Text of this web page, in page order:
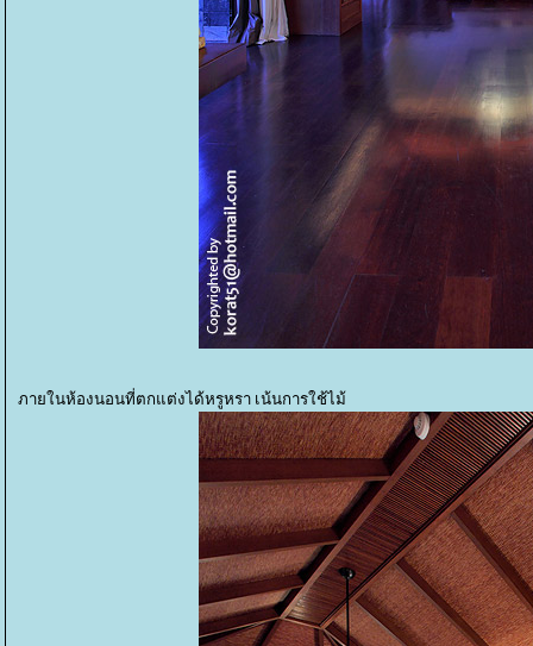
ภายในห้องนอนที่ตกแต่งได้หรูหรา เน้นการใช้ไม้